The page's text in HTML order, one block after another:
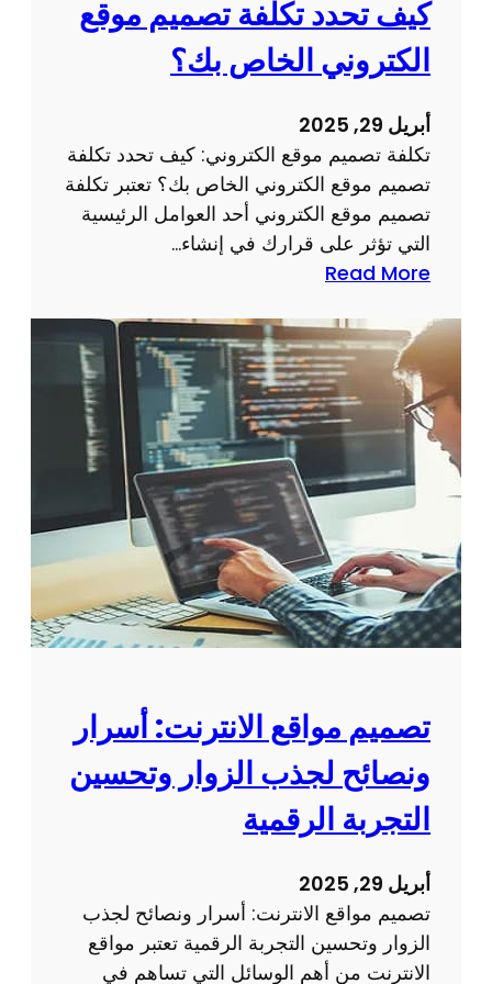
م
ق
ر
ج
م
و
ا
ق
ع
ذ
ا
ت
خ
ب
ر
كيف تحدد تكلفة تصميم موقع
الكتروني الخاص بك؟
أبريل 29, 2025
تكلفة تصميم موقع الكتروني: كيف تحدد تكلفة
تصميم موقع الكتروني الخاص بك؟ تعتبر تكلفة
تصميم موقع الكتروني أحد العوامل الرئيسية
التي تؤثر على قرارك في إنشاء…
Read More
ك
ل
ف
ة
ص
ي
م
م
و
ل
ك
ت
ر
ن
ي
:
تصميم مواقع الانترنت: أسرار
ونصائح لجذب الزوار وتحسين
التجربة الرقمية
أبريل 29, 2025
تصميم مواقع الانترنت: أسرار ونصائح لجذب
الزوار وتحسين التجربة الرقمية تعتبر مواقع
الانترنت من أهم الوسائل التي تساهم في